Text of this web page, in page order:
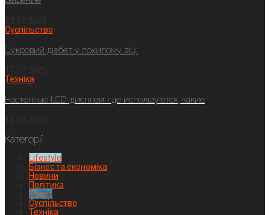
Суспільство
Цукровий діабет у похилому віці:
Техніка
Настенные LCD-дисплеи: где используются, какие
Категорії
Lifestyle
Бізнес та економіка
Новини
Політика
Спорт
Суспільство
Техніка